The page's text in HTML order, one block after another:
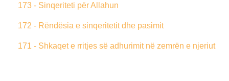
173 - Sinqeriteti për Allahun
172 - Rëndësia e sinqeritetit dhe pasimit
171 - Shkaqet e rritjes së adhurimit në zemrën e njeriut